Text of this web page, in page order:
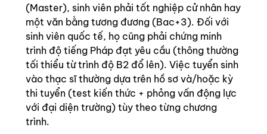
(Master), sinh viên phải tốt nghiệp cử nhân hay
một văn bằng tương đương (Bac+3). Đối với
sinh viên quốc tế, họ cũng phải chứng minh
trình độ tiếng Pháp đạt yêu cầu (thông thường
tối thiểu từ trình độ B2 đổ lên). Việc tuyển sinh
vào thạc sĩ thường dựa trên hồ sơ và/hoặc kỳ
thi tuyển (test kiến thức + phỏng vấn động lực
với đại diện trường) tùy theo từng chương
trình.